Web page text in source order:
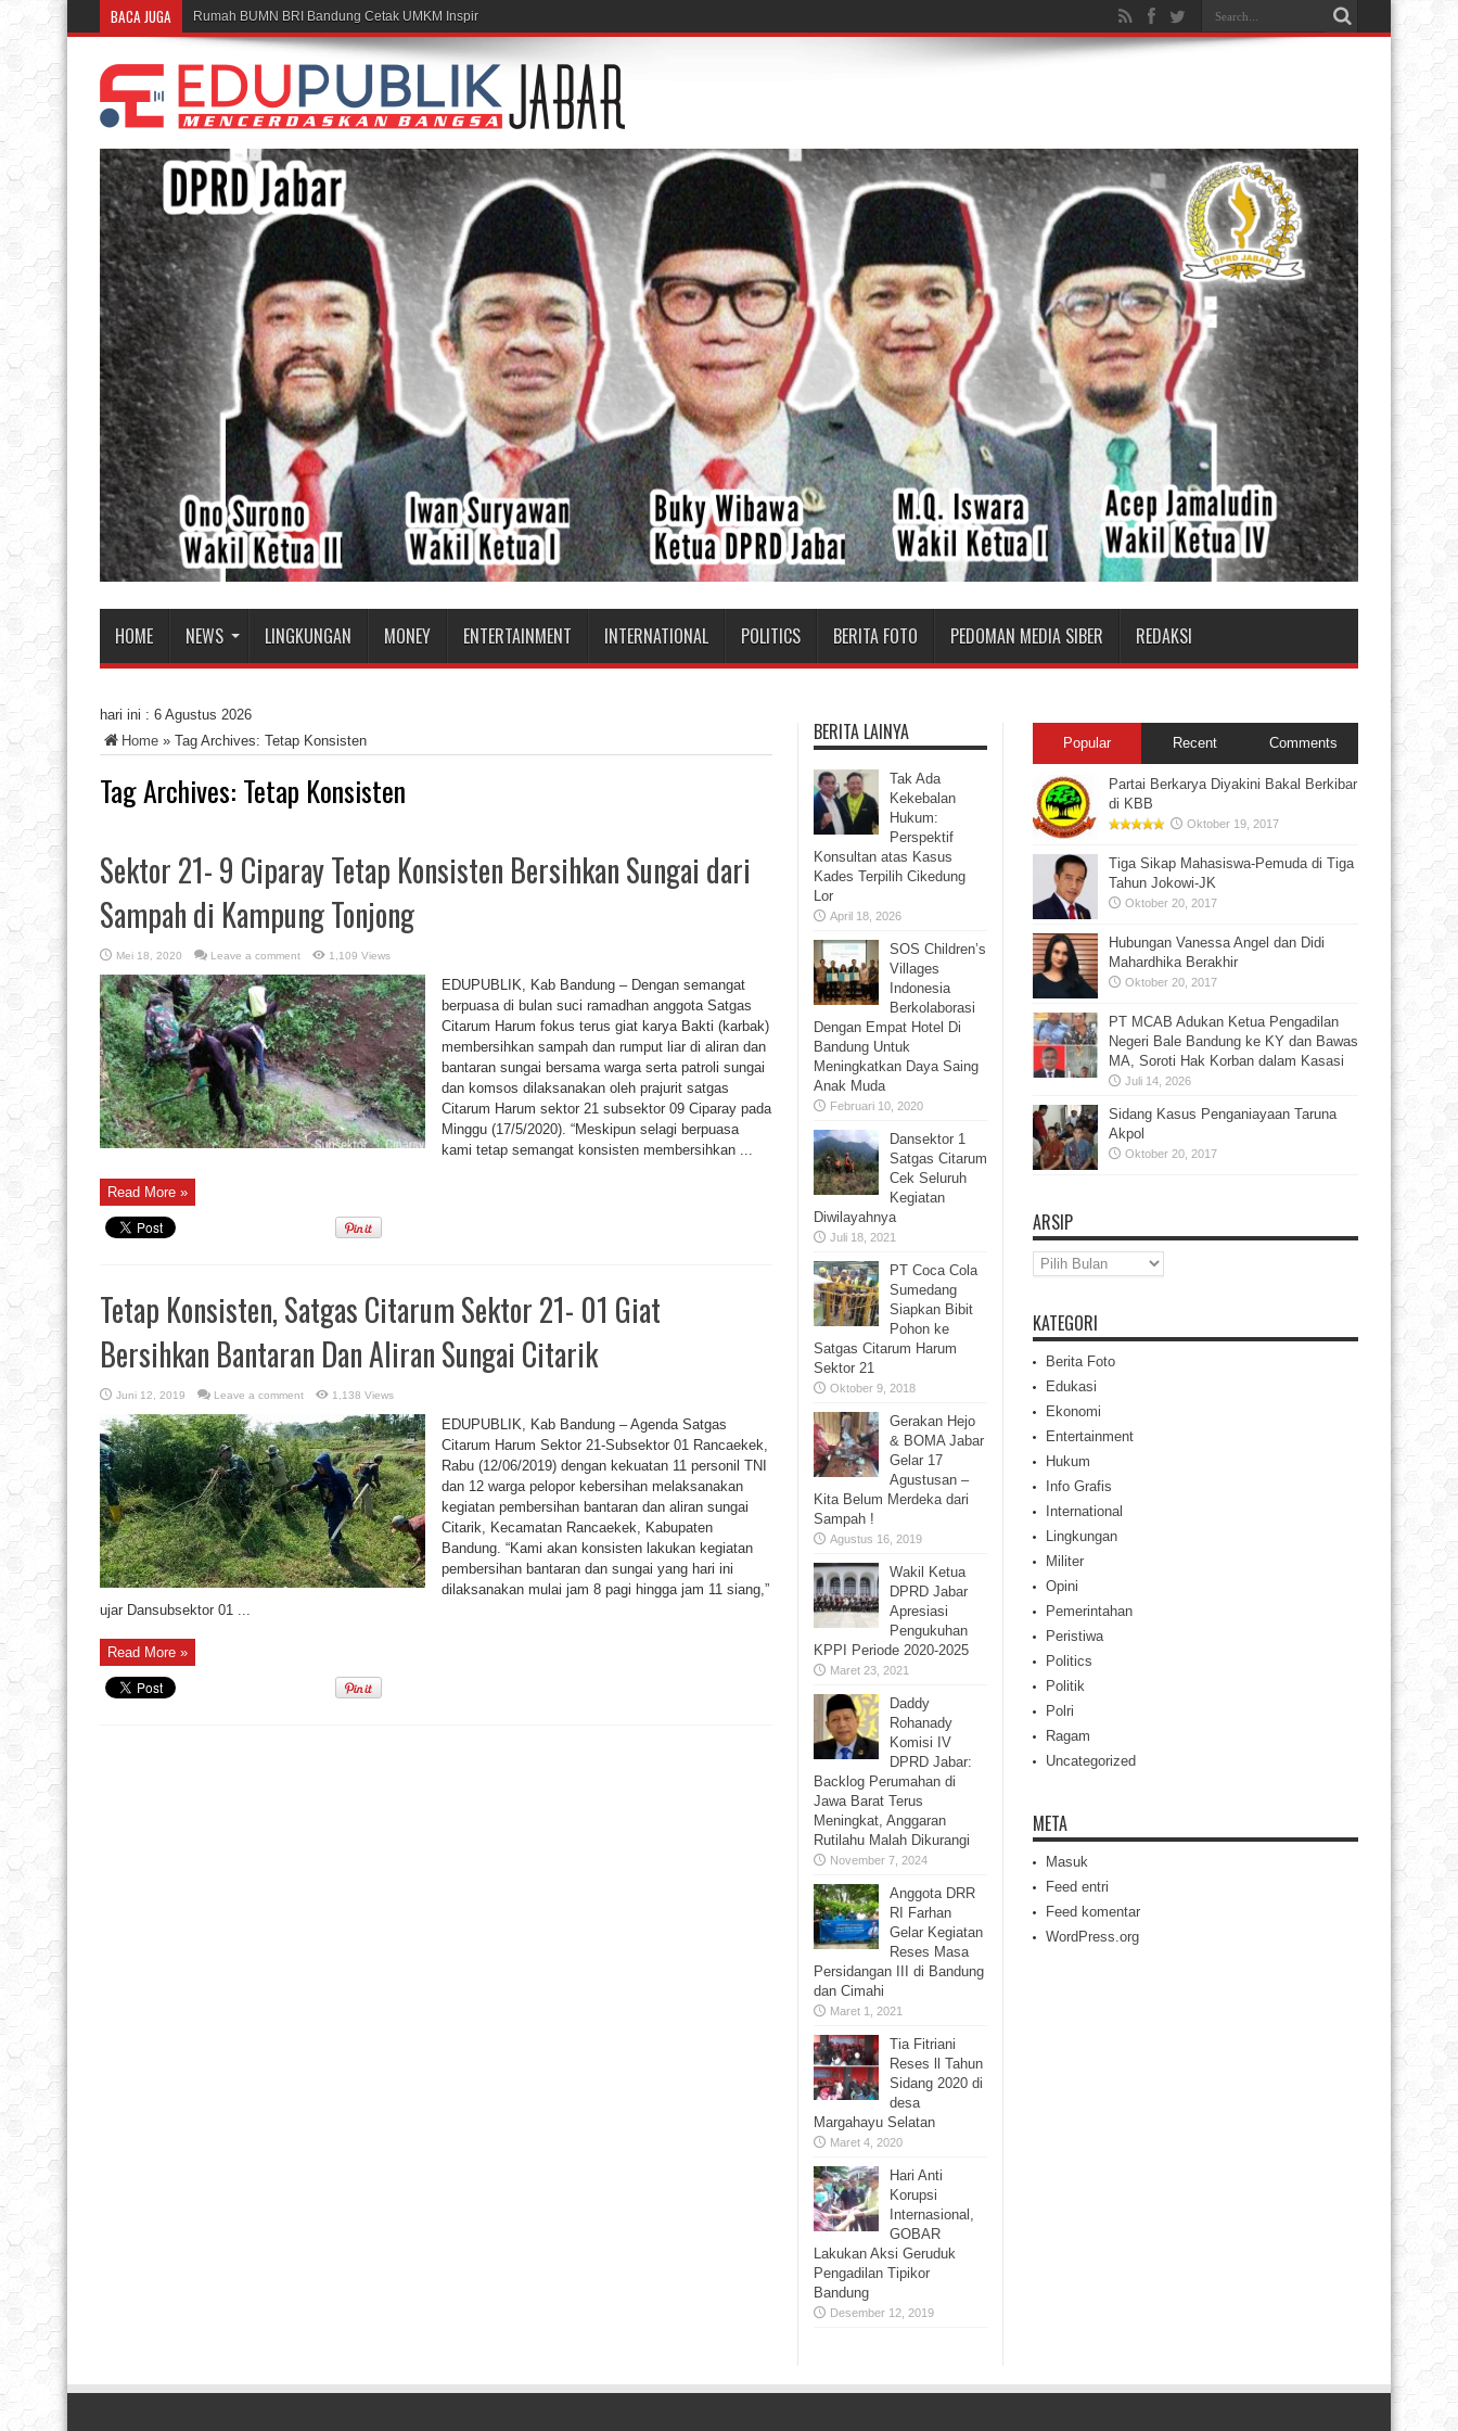
BACA JUGA Rumah BUMN BRI Bandung Cetak UMKM Inspiratif, Acuksae Berbagi Ilmu Was
HOME NEWS LINGKUNGAN MONEY ENTERTAINMENT INTERNATIONAL POLITICS BERITA FOTO PEDOMAN MEDIA SIBER REDAKSI
hari ini : 6 Agustus 2026
Home » Tag Archives: Tetap Konsisten
Tag Archives: Tetap Konsisten
Sektor 21- 9 Ciparay Tetap Konsisten Bersihkan Sungai dari
Sampah di Kampung Tonjong
Mei 18, 2020 Leave a comment 1,109 Views
EDUPUBLIK, Kab Bandung – Dengan semangat
berpuasa di bulan suci ramadhan anggota Satgas
Citarum Harum fokus terus giat karya Bakti (karbak)
membersihkan sampah dan rumput liar di aliran dan
bantaran sungai bersama warga serta patroli sungai
dan komsos dilaksanakan oleh prajurit satgas
Citarum Harum sektor 21 subsektor 09 Ciparay pada
Minggu (17/5/2020). “Meskipun selagi berpuasa
kami tetap semangat konsisten membersihkan ...
Read More »
Tetap Konsisten, Satgas Citarum Sektor 21- 01 Giat
Bersihkan Bantaran Dan Aliran Sungai Citarik
Juni 12, 2019 Leave a comment 1,138 Views
EDUPUBLIK, Kab Bandung – Agenda Satgas
Citarum Harum Sektor 21-Subsektor 01 Rancaekek,
Rabu (12/06/2019) dengan kekuatan 11 personil TNI
dan 12 warga pelopor kebersihan melaksanakan
kegiatan pembersihan bantaran dan aliran sungai
Citarik, Kecamatan Rancaekek, Kabupaten
Bandung. “Kami akan konsisten lakukan kegiatan
pembersihan bantaran dan sungai yang hari ini
dilaksanakan mulai jam 8 pagi hingga jam 11 siang,”
ujar Dansubsektor 01 ...
Read More »
BERITA LAINYA
Tak Ada
Kekebalan
Hukum:
Perspektif
Konsultan atas Kasus
Kades Terpilih Cikedung
Lor
April 18, 2026
SOS Children’s
Villages
Indonesia
Berkolaborasi
Dengan Empat Hotel Di
Bandung Untuk
Meningkatkan Daya Saing
Anak Muda
Februari 10, 2020
Dansektor 1
Satgas Citarum
Cek Seluruh
Kegiatan
Diwilayahnya
Juli 18, 2021
PT Coca Cola
Sumedang
Siapkan Bibit
Pohon ke
Satgas Citarum Harum
Sektor 21
Oktober 9, 2018
Gerakan Hejo
& BOMA Jabar
Gelar 17
Agustusan –
Kita Belum Merdeka dari
Sampah !
Agustus 16, 2019
Wakil Ketua
DPRD Jabar
Apresiasi
Pengukuhan
KPPI Periode 2020-2025
Maret 23, 2021
Daddy
Rohanady
Komisi IV
DPRD Jabar:
Backlog Perumahan di
Jawa Barat Terus
Meningkat, Anggaran
Rutilahu Malah Dikurangi
November 7, 2024
Anggota DRR
RI Farhan
Gelar Kegiatan
Reses Masa
Persidangan III di Bandung
dan Cimahi
Maret 1, 2021
Tia Fitriani
Reses ll Tahun
Sidang 2020 di
desa
Margahayu Selatan
Maret 4, 2020
Hari Anti
Korupsi
Internasional,
GOBAR
Lakukan Aksi Geruduk
Pengadilan Tipikor
Bandung
Desember 12, 2019
Popular Recent Comments
Partai Berkarya Diyakini Bakal Berkibar
di KBB
Oktober 19, 2017
Tiga Sikap Mahasiswa-Pemuda di Tiga
Tahun Jokowi-JK
Oktober 20, 2017
Hubungan Vanessa Angel dan Didi
Mahardhika Berakhir
Oktober 20, 2017
PT MCAB Adukan Ketua Pengadilan
Negeri Bale Bandung ke KY dan Bawas
MA, Soroti Hak Korban dalam Kasasi
Juli 14, 2026
Sidang Kasus Penganiayaan Taruna
Akpol
Oktober 20, 2017
ARSIP
Arsip
KATEGORI
Berita Foto
Edukasi
Ekonomi
Entertainment
Hukum
Info Grafis
International
Lingkungan
Militer
Opini
Pemerintahan
Peristiwa
Politics
Politik
Polri
Ragam
Uncategorized
META
Masuk
Feed entri
Feed komentar
WordPress.org